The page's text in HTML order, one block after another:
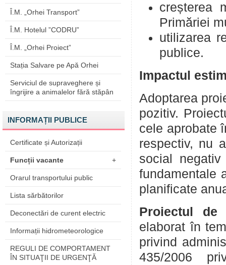
Î.M. „Orhei Transport”
Î.M. Hotelul ”CODRU”
Î.M. „Orhei Proiect”
Stația Salvare pe Apă Orhei
Serviciul de supraveghere și
îngrijire a animalelor fără stăpân
INFORMAȚII PUBLICE
Certificate și Autorizații
Funcții vacante +
Orarul transportului public
Lista sărbătorilor
Deconectări de curent electric
Informații hidrometeorologice
REGULI DE COMPORTAMENT
ÎN SITUAŢII DE URGENŢĂ
creșterea
Primăriei
utilizarea
publice.
Impactul
Adoptarea
pozitiv.
cele aprobate
respectiv, nu
social
fundamentale
planificate
Proiectul
elaborat în
privind
435/2006